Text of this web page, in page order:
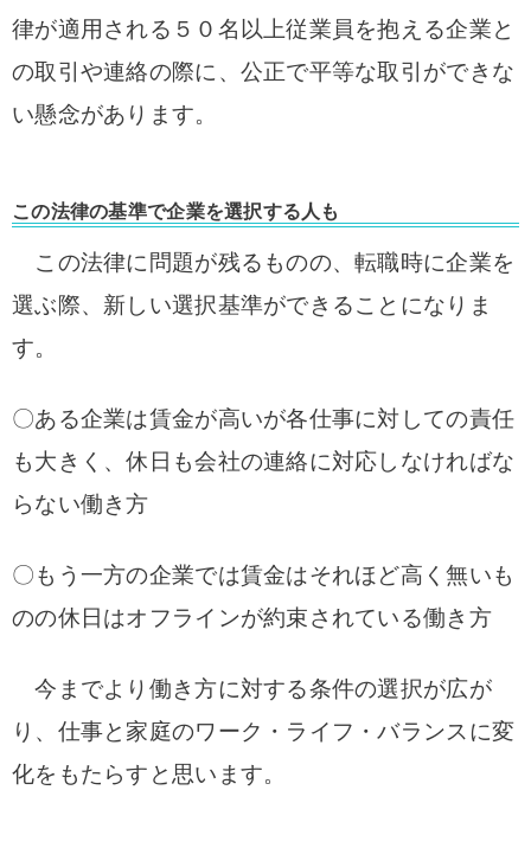
律が適用される５０名以上従業員を抱える企業と
の取引や連絡の際に、公正で平等な取引ができな
い懸念があります。
この法律の基準で企業を選択する人も
この法律に問題が残る ものの、転職時に企業を
選ぶ際、新しい選択基準ができることになりま
す。
〇ある企業は賃金が高いが各仕事に対しての責任
も大きく、休日も会社の連絡に対応しなければな
らない働き方
〇もう一方の企業では賃金はそれほど高く無いも
のの休日はオフラインが約束されている働き方
今までより働き方に対する条件の選択が広が
り、仕事と家庭のワーク・ライフ・バランスに変
化をもたらすと思います。